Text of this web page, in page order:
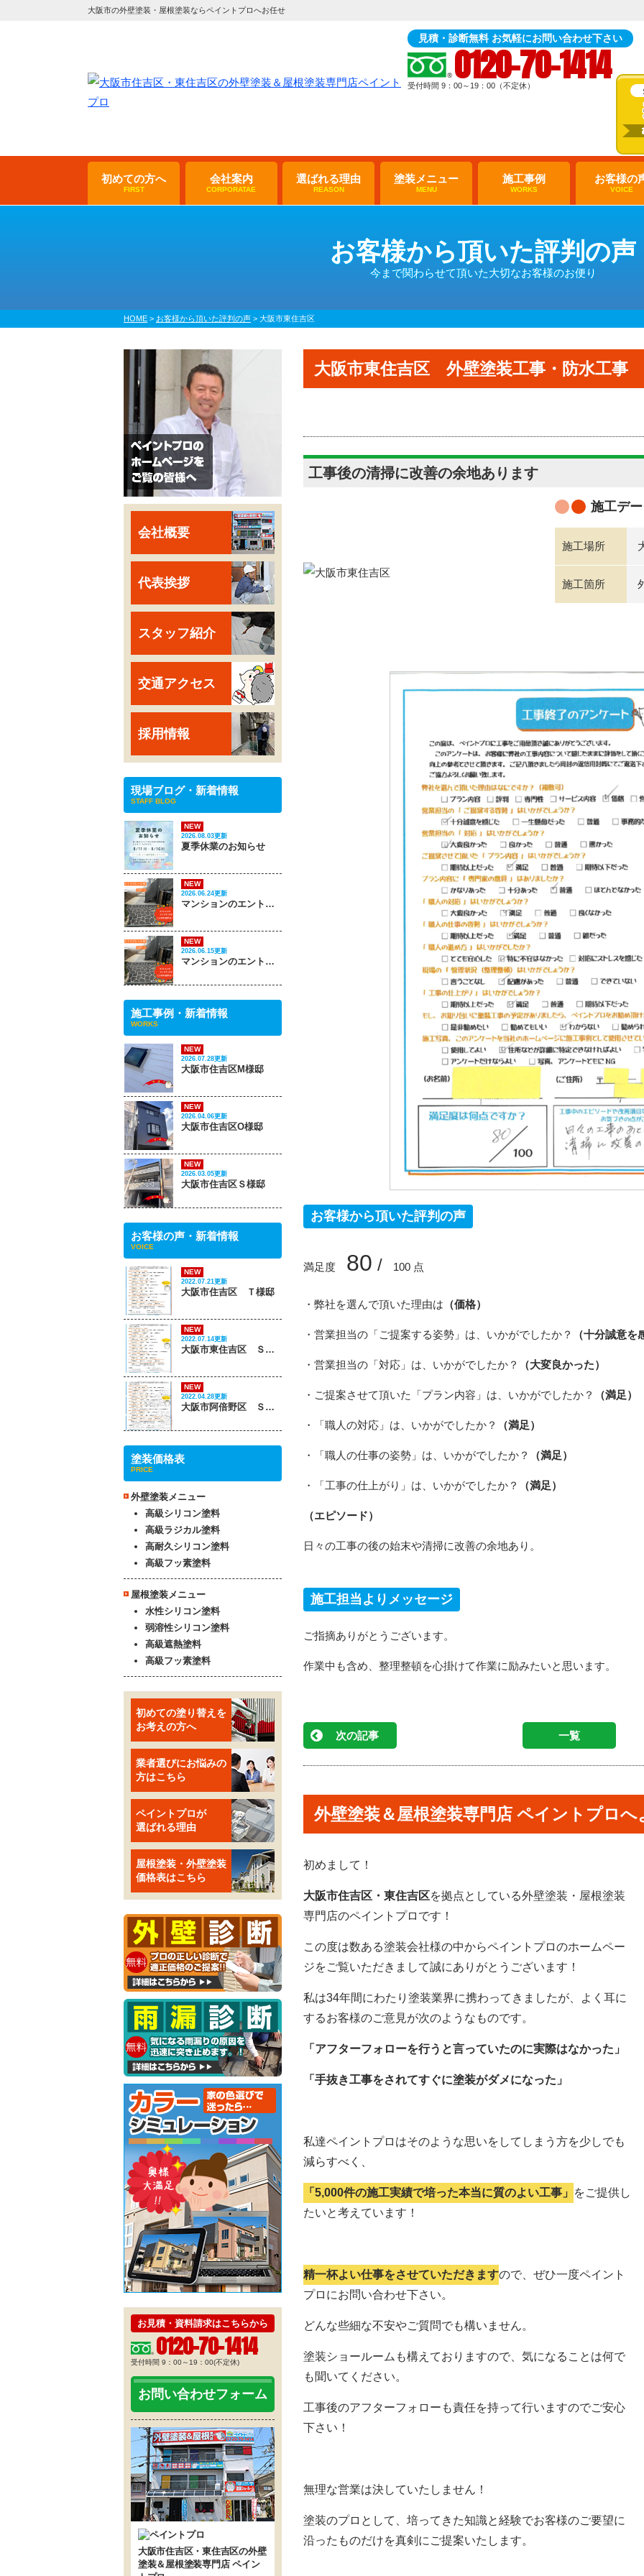
大阪市の外壁塗装・屋根塗装ならペイントプロへお任せ
見積・診断無料 お気軽にお問い合わせ下さい
0120-70-1414
受付時間 9：00～19：00（不定休）
初めての方へ
FIRST
会社案内
CORPORATAE
選ばれる理由
REASON
塗装メニュー
MENU
施工事例
WORKS
お客様の
VOICE
お客様から頂いた評判の声
今まで関わらせて頂いた大切なお客様のお便り
HOME > お客様から頂いた評判の声 > 大阪市東住吉区
大阪市東住吉区 外壁塗装工事・防水工事
工事後の清掃に改善の余地あります
施工デ
施工場所
施工箇所
お客様から頂いた評判の声
満足度 80 / 100 点
・弊社を選んで頂いた理由は （価格）
・営業担当の「ご提案する姿勢」は、いかがでしたか？ （十分誠意を
・営業担当の「対応」は、いかがでしたか？ （大変良かった）
・ご提案させて頂いた「プラン内容」は、いかがでしたか？ （満足）
・「職人の対応」は、いかがでしたか？ （満足）
・「職人の仕事の姿勢」は、いかがでしたか？ （満足）
・「工事の仕上がり」は、いかがでしたか？ （満足）
（エピソード）
日々の工事の後の始末や清掃に改善の余地あり。
施工担当よりメッセージ
ご指摘ありがとうございます。
作業中も含め、整理整頓を心掛けて作業に励みたいと思います。
次の記事 一覧
外壁塗装＆屋根塗装専門店 ペイントプロへ
初めまして！
大阪市住吉区・東住吉区を拠点としている外壁塗装・屋根塗装
専門店のペイントプロです！
この度は数ある塗装会社様の中からペイントプロのホームペー
ジをご覧いただきまして誠にありがとうございます！
私は34年間にわたり塗装業界に携わってきましたが、よく耳に
するお客様のご意見が次のようなものです。
「アフターフォローを行うと言っていたのに実際はなかった」
「手抜き工事をされてすぐに塗装がダメになった」
私達ペイントプロはそのような思いをしてしまう方を少しでも
減らすべく、
「5,000件の施工実績で培った本当に質のよい工事」
をご提供し
たいと考えています！
精一杯よい仕事をさせていただきますので、ぜひ一度ペイント
プロにお問い合わせ下さい。
どんな些細な不安やご質問でも構いません。
塗装ショールームも構えておりますので、気になることは何で
も聞いてください。
工事後のアフターフォローも責任を持って行いますのでご安心
下さい！
無理な営業は決していたしません！
塗装のプロとして、培ってきた知識と経験でお客様のご要望に
沿ったものだけを真剣にご提案いたします。
会社概要
代表挨拶
スタッフ紹介
交通アクセス
採用情報
現場ブログ・新着情報
STAFF BLOG
NEW
2026.08.03更新
夏季休業のお知らせ
NEW
2026.06.24更新
マンションのエントランスがこんなに変わる‼ PART 2
NEW
2026.06.15更新
マンションのエントランスがこんなに変わる‼ PART 1
施工事例・新着情報
WORKS
NEW
2026.07.28更新
大阪市住吉区M様邸
NEW
2026.04.06更新
大阪市住吉区O様邸
NEW
2026.03.05更新
大阪市住吉区Ｓ様邸
お客様の声・新着情報
VOICE
NEW
2022.07.21更新
大阪市住吉区 Ｔ様邸
NEW
2022.07.14更新
大阪市東住吉区 Ｓ様邸
NEW
2022.04.28更新
大阪市阿倍野区 Ｓ様邸
塗装価格表
PRICE
外壁塗装メニュー
高級シリコン塗料
高級ラジカル塗料
高耐久シリコン塗料
高級フッ素塗料
屋根塗装メニュー
水性シリコン塗料
弱溶性シリコン塗料
高級遮熱塗料
高級フッ素塗料
初めての塗り替えを
お考えの方へ
業者選びにお悩みの
方はこちら
ペイントプロが
選ばれる理由
屋根塗装・外壁塗装
価格表はこちら
お見積・資料請求はこちらから
0120-70-1414
受付時間 9：00～19：00(不定休)
お問い合わせフォーム
大阪市住吉区・東住吉区の外壁
塗装＆屋根塗装専門店 ペイン